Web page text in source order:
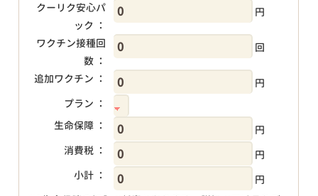
クーリク安心パ
ック ：
円
ワクチン接種回
数 ：
回
追加ワクチン ：
円
プラン ：
生命保障 ：
円
消費税 ：
円
小計 ：
円